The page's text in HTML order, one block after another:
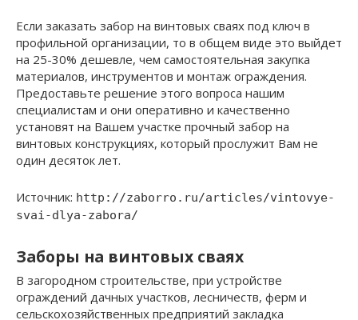
Если заказать забор на винтовых сваях под ключ в
профильной организации, то в общем виде это выйдет
на 25-30% дешевле, чем самостоятельная закупка
материалов, инструментов и монтаж ограждения.
Предоставьте решение этого вопроса нашим
специалистам и они оперативно и качественно
установят на Вашем участке прочный забор на
винтовых конструкциях, который прослужит Вам не
один десяток лет.
Источник: http://zaborro.ru/articles/vintovye-
svai-dlya-zabora/
Заборы на винтовых сваях
В загородном строительстве, при устройстве
ограждений дачных участков, лесничеств, ферм и
сельскохозяйственных предприятий закладка